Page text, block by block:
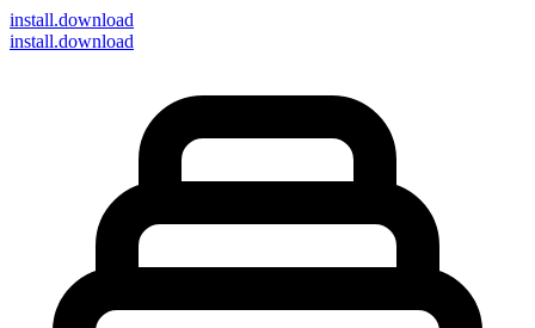
install.download
install.download